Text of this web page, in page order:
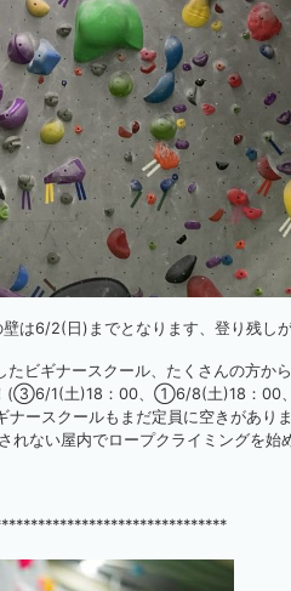
は6/2(日)までとなります、登り残し
ビギナースクール、たくさんの方か
！(③6/1(土)18：00、①6/8(土)18：00
ースクールもまだ定員に空きがありま
れない屋内でロープクライミングを始